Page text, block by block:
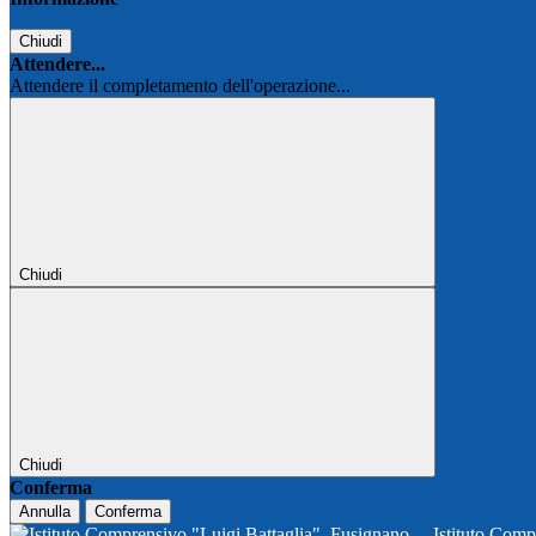
Chiudi
Attendere...
Attendere il completamento dell'operazione...
Chiudi
Chiudi
Conferma
Annulla Conferma